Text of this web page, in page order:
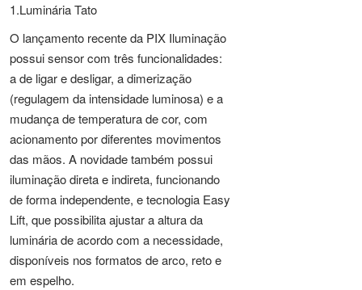
1.Luminária Tato
O lançamento recente da PIX Iluminação
possui sensor com três funcionalidades:
a de ligar e desligar, a dimerização
(regulagem da intensidade luminosa) e a
mudança de temperatura de cor, com
acionamento por diferentes movimentos
das mãos. A novidade também possui
iluminação direta e indireta, funcionando
de forma independente, e tecnologia Easy
Lift, que possibilita ajustar a altura da
luminária de acordo com a necessidade,
disponíveis nos formatos de arco, reto e
em espelho.